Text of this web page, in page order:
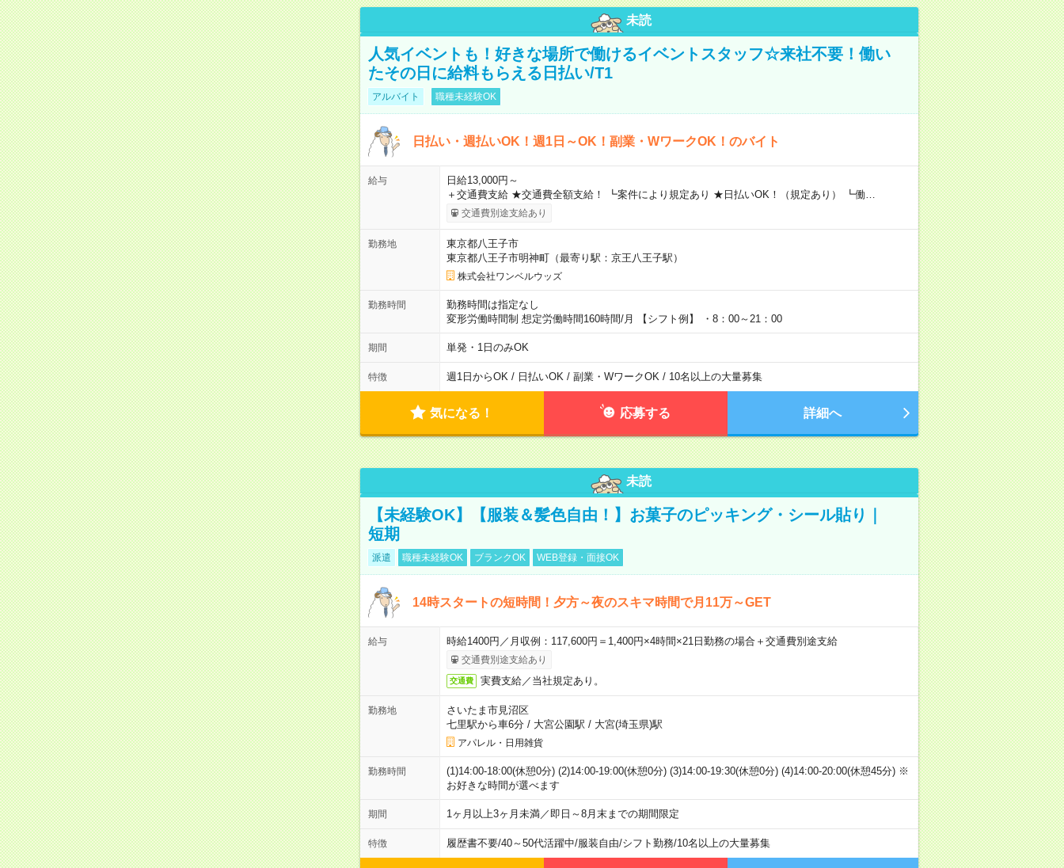
未読
人気イベントも！好きな場所で働けるイベントスタッフ☆来社不要！働い
たその日に給料もらえる日払い/T1
アルバイト 職種未経験OK
日払い・週払いOK！週1日～OK！副業・WワークOK！のバイト
給与
日給13,000円～
＋交通費支給 ★交通費全額支給！ ┗案件により規定あり ★日払いOK！（規定あり） ┗働…
交通費別途支給あり
勤務地
東京都八王子市
東京都八王子市明神町（最寄り駅：京王八王子駅）
株式会社ワンベルウッズ
勤務時間
勤務時間は指定なし
変形労働時間制 想定労働時間160時間/月 【シフト例】 ・8：00～21：00
期間 単発・1日のみOK
特徴 週1日からOK / 日払いOK / 副業・WワークOK / 10名以上の大量募集
気になる！ 応募する 詳細へ
未読
【未経験OK】【服装＆髪色自由！】お菓子のピッキング・シール貼り｜
短期
派遣 職種未経験OK ブランクOK WEB登録・面接OK
14時スタートの短時間！夕方～夜のスキマ時間で月11万～GET
給与 時給1400円／月収例：117,600円＝1,400円×4時間×21日勤務の場合＋交通費別途支給
交通費別途支給あり
交通費 実費支給／当社規定あり。
勤務地
さいたま市見沼区
七里駅から車6分/ 大宮公園駅 / 大宮(埼玉県)駅
アパレル・日用雑貨
勤務時間
(1)14:00-18:00(休憩0分) (2)14:00-19:00(休憩0分) (3)14:00-19:30(休憩0分) (4)14:00-20:00(休憩45分) ※
お好きな時間が選べます
期間 1ヶ月以上3ヶ月未満／即日～8月末までの期間限定
特徴 履歴書不要/40～50代活躍中/服装自由/シフト勤務/10名以上の大量募集